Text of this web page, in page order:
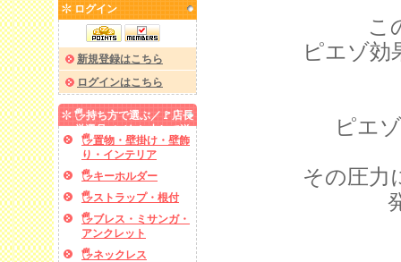
ログイン
新規登録はこちら
ログインはこちら
🖐️持ち方で選ぶ／🚩店長
厳選品／✅あと少しで送
料無料
🖐️置物・壁掛け・壁飾
り・インテリア
🖐️キーホルダー
🖐️ストラップ・根付
🖐️ブレス・ミサンガ・
アンクレット
🖐️ネックレス
こ
ピエゾ効
ピエ
その圧力